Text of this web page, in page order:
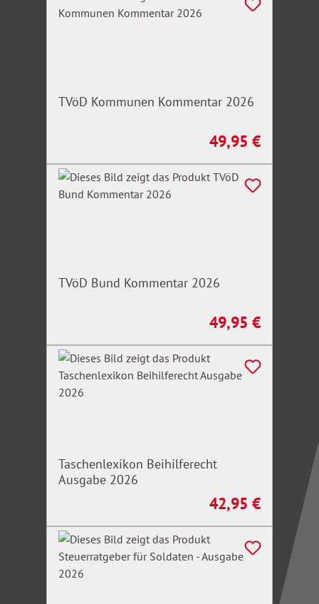
TVöD Kommunen Kommentar 2026
Regulärer Preis:
49,95 €
TVöD Bund Kommentar 2026
Regulärer Preis:
49,95 €
Taschenlexikon Beihilferecht
Ausgabe 2026
Regulärer Preis:
42,95 €